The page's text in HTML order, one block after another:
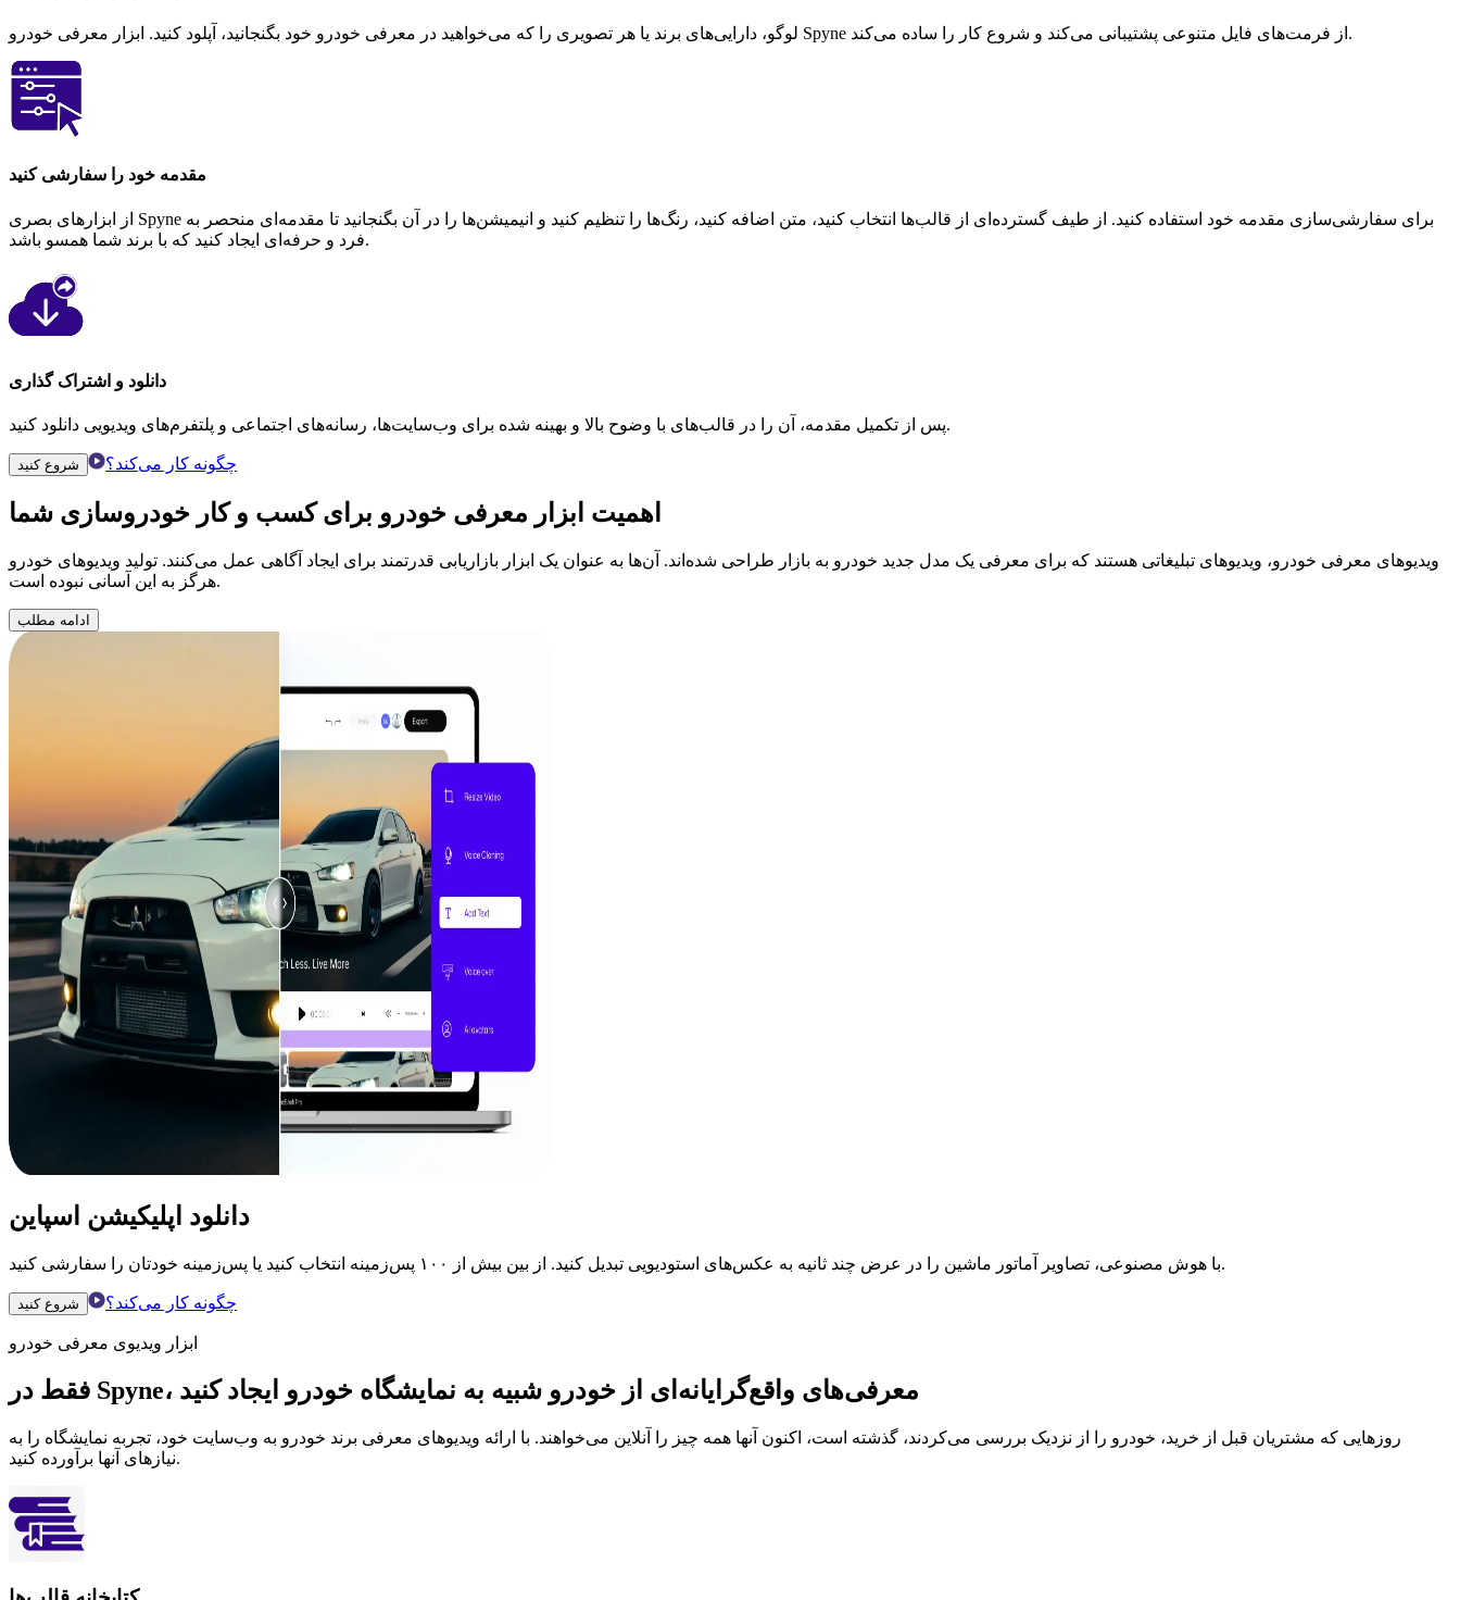
لوگو، دارایی‌های برند یا هر تصویری را که می‌خواهید در معرفی خودرو خود بگنجانید، آپلود کنید. ابزار معرفی خودرو Spyne از فرمت‌های فایل متنوعی پشتیبانی می‌کند و شروع کار را ساده می‌کند.
مقدمه خود را سفارشی کنید
از ابزارهای بصری Spyne برای سفارشی‌سازی مقدمه خود استفاده کنید. از طیف گسترده‌ای از قالب‌ها انتخاب کنید، متن اضافه کنید، رنگ‌ها را تنظیم کنید و انیمیشن‌ها را در آن بگنجانید تا مقدمه‌ای منحصر به
فرد و حرفه‌ای ایجاد کنید که با برند شما همسو باشد.
دانلود و اشتراک گذاری
پس از تکمیل مقدمه، آن را در قالب‌های با وضوح بالا و بهینه شده برای وب‌سایت‌ها، رسانه‌های اجتماعی و پلتفرم‌های ویدیویی دانلود کنید.
شروع کنید چگونه کار می‌کند؟
اهمیت ابزار معرفی خودرو برای کسب و کار خودروسازی شما
ویدیوهای معرفی خودرو، ویدیوهای تبلیغاتی هستند که برای معرفی یک مدل جدید خودرو به بازار طراحی شده‌اند. آن‌ها به عنوان یک ابزار بازاریابی قدرتمند برای ایجاد آگاهی عمل می‌کنند. تولید ویدیوهای خودرو
هرگز به این آسانی نبوده است.
ادامه مطلب
دانلود اپلیکیشن اسپاین
با هوش مصنوعی، تصاویر آماتور ماشین را در عرض چند ثانیه به عکس‌های استودیویی تبدیل کنید. از بین بیش از ۱۰۰ پس‌زمینه انتخاب کنید یا پس‌زمینه خودتان را سفارشی کنید.
شروع کنید چگونه کار می‌کند؟
ابزار ویدیوی معرفی خودرو
فقط در Spyne، معرفی‌های واقع‌گرایانه‌ای از خودرو شبیه به نمایشگاه خودرو ایجاد کنید
روزهایی که مشتریان قبل از خرید، خودرو را از نزدیک بررسی می‌کردند، گذشته است، اکنون آنها همه چیز را آنلاین می‌خواهند. با ارائه ویدیوهای معرفی برند خودرو به وب‌سایت خود، تجربه نمایشگاه را به
نیازهای آنها برآورده کنید.